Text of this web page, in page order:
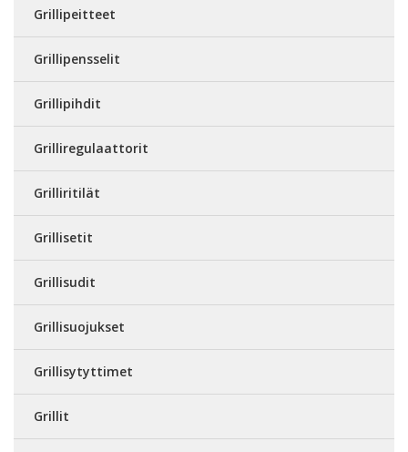
Grillipeitteet
Grillipensselit
Grillipihdit
Grilliregulaattorit
Grilliritilät
Grillisetit
Grillisudit
Grillisuojukset
Grillisytyttimet
Grillit